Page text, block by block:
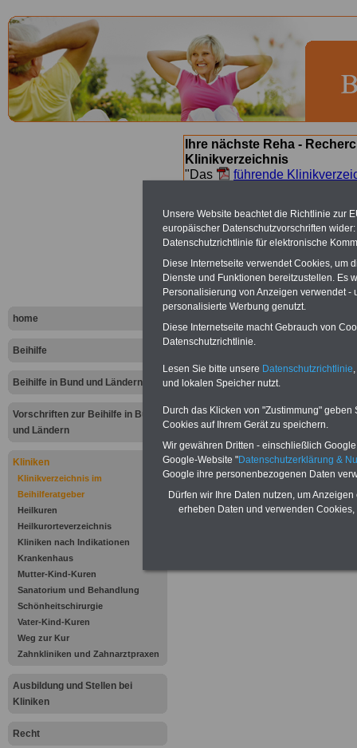
home
Beihilfe
Beihilfe in Bund und Ländern
Vorschriften zur Beihilfe in Bund
und Ländern
Kliniken
Klinikverzeichnis im
Beihilferatgeber
Heilkuren
Heilkurorteverzeichnis
Kliniken nach Indikationen
Krankenhaus
Mutter-Kind-Kuren
Sanatorium und Behandlung
Schönheitschirurgie
Vater-Kind-Kuren
Weg zur Kur
Zahnkliniken und Zahnarztpraxen
Ausbildung und Stellen bei
Kliniken
Recht
Ihre nächste Reha -
Klinikverzeichnis
"Das
führende
suchen. Beamtinnen und
Angebote nach
Bad
San -
Kurhotel - San -
beihilfefähigem
Goethestr. 12
94072 Bad
.
Unsere Website beachtet die Richtlinie zur
europäischer Datenschutzvorschriften
Datenschutzrichtlinie für elektronische
Diese Internetseite verwendet Cookies, um
Dienste und Funktionen bereitzustellen. Es
Personalisierung von Anzeigen verwendet
personalisierte Werbung genutzt.
Diese Internetseite macht Gebrauch von
Datenschutzrichtlinie.
Lesen Sie bitte unsere Datenschutzrichtlinie
und lokalen Speicher nutzt.
Durch das Klicken von "Zustimmung"
Cookies auf Ihrem Gerät zu speichern.
Wir gewähren Dritten - einschließlich
Google-Website "Datenschutzerklärung &
Google ihre personenbezogenen Daten
Dürfen wir Ihre Daten nutzen, um
erheben Daten und verwenden